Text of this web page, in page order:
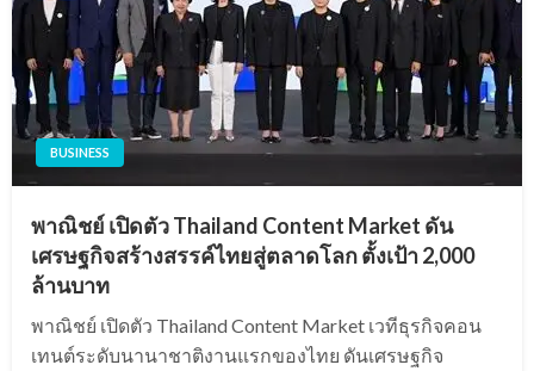
BUSINESS
พาณิชย์ เปิดตัว Thailand Content Market ดัน
เศรษฐกิจสร้างสรรค์ไทยสู่ตลาดโลก ตั้งเป้า 2,000
ล้านบาท
พาณิชย์ เปิดตัว Thailand Content Market เวทีธุรกิจคอน
เทนต์ระดับนานาชาติงานแรกของไทย ดันเศรษฐกิจ